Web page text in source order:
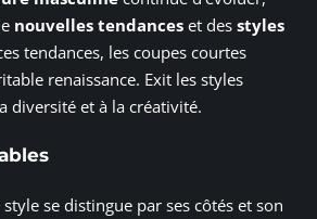
nouvelles tendances et des styles
tendances, les coupes courtes
renaissance. Exit les styles
diversité et à la créativité.
style se distingue par ses côtés et son